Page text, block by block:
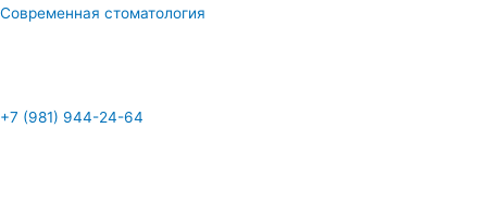
Перейти
Современная стоматология
+7 (981) 944-24-64